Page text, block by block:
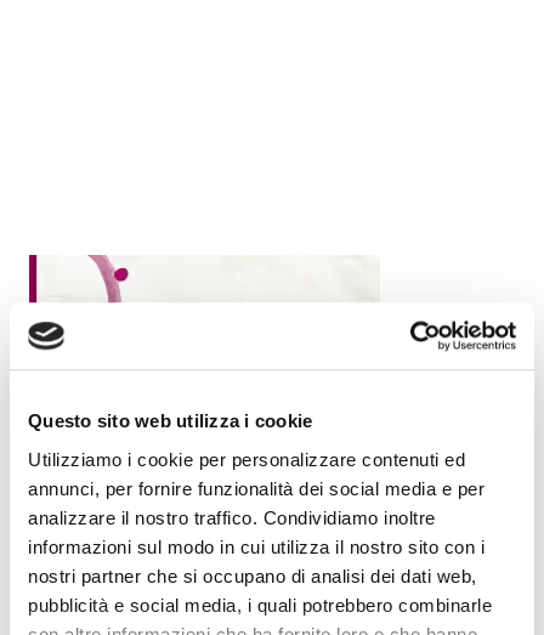
Questo sito web utilizza i cookie
Utilizziamo i cookie per personalizzare contenuti ed
annunci, per fornire funzionalità dei social media e per
analizzare il nostro traffico. Condividiamo inoltre
informazioni sul modo in cui utilizza il nostro sito con i
nostri partner che si occupano di analisi dei dati web,
pubblicità e social media, i quali potrebbero combinarle